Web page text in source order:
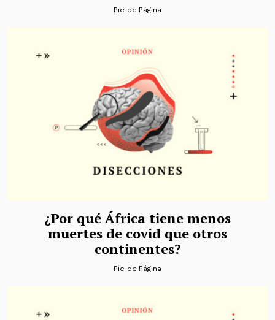
Pie de Página
¿Por qué África tiene menos
muertes de covid que otros
continentes?
Pie de Página